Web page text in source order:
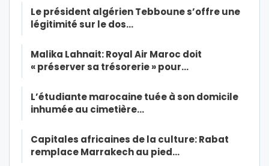
Le président algérien Tebboune s’offre une
légitimité sur le dos…
Malika Lahnait: Royal Air Maroc doit
« préserver sa trésorerie » pour…
L’étudiante marocaine tuée à son domicile
inhumée au cimetière…
Capitales africaines de la culture: Rabat
remplace Marrakech au pied…